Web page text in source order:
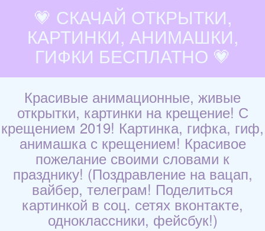
💗 СКАЧАЙ ОТКРЫТКИ,
КАРТИНКИ, АНИМАШКИ,
ГИФКИ БЕСПЛАТНО 💗
Красивые анимационные, живые
открытки, картинки на крещение! С
крещением 2019! Картинка, гифка, гиф,
анимашка с крещением! Красивое
пожелание своими словами к
празднику! (Поздравление на вацап,
вайбер, телеграм! Поделиться
картинкой в соц. сетях вконтакте,
одноклассники, фейсбук!)